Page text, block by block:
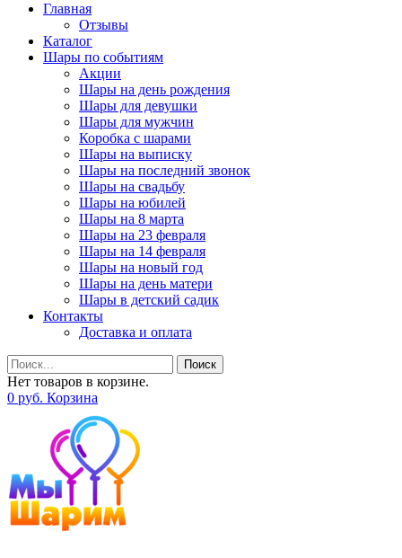
Главная
Отзывы
Каталог
Шары по событиям
Акции
Шары на день рождения
Шары для девушки
Шары для мужчин
Коробка с шарами
Шары на выписку
Шары на последний звонок
Шары на свадьбу
Шары на юбилей
Шары на 8 марта
Шары на 23 февраля
Шары на 14 февраля
Шары на новый год
Шары на день матери
Шары в детский садик
Контакты
Доставка и оплата
Поиск
Нет товаров в корзине.
0 руб. Корзина